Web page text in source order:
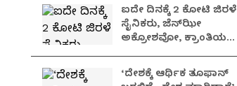
ಐದೇ ದಿನಕ್ಕೆ 2 ಕೋಟಿ ಜಿರಳೆ
ಸೈನಿಕರು, ಜೆನ್‌ಝೀ
ಅಕ್ರೋಶವೋ, ಕ್ರಾಂತಿಯ
‘ದೇಶಕ್ಕೆ ಆರ್ಥಿಕ ತೂಫಾನ್